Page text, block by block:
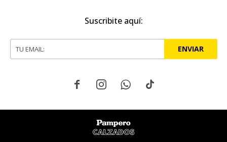
Suscribite aquí:
ENVIAR
   